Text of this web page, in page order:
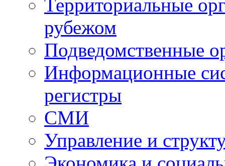
Территориальные
рубежом
Подведомственные
Информационные
регистры
СМИ
Управление и